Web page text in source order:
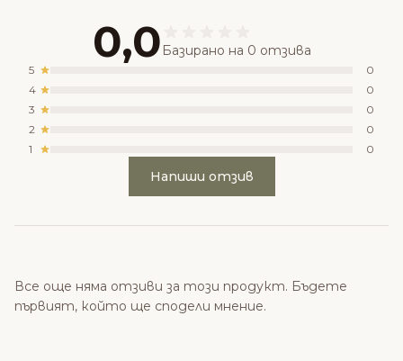
0,0 Базирано на 0 отзива
5
0
4
0
3
0
2
0
1
0
Напиши отзив
Все още няма отзиви за този продукт. Бъдете
първият, който ще сподели мнение.